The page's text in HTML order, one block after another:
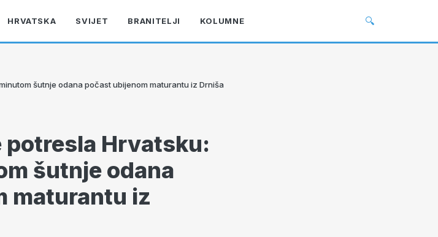
HRVATSKA SVIJET BRANITELJI KOLUMNE 🔍
šutnje odana počast ubijenom maturantu iz Drniša
potresla Hrvatsku:
šutnje odana
maturantu iz